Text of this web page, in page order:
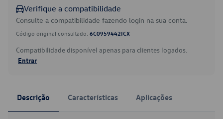
Verifique a compatibilidade
Consulte a compatibilidade fazendo login na sua conta.
Código original consultado: 6C0959442ICX
Compatibilidade disponível apenas para clientes logados.
Entrar
Descrição Características Aplicações